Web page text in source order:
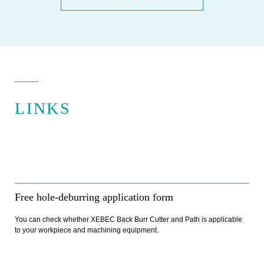
LINKS
Free hole-deburring application form
You can check whether XEBEC Back Burr Cutter and Path is applicable
to your workpiece and machining equipment.